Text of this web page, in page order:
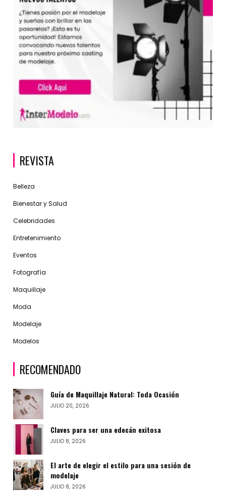
REVISTA
Belleza
Bienestar y Salud
Celebridades
Entretenimiento
Eventos
Fotografía
Maquillaje
Moda
Modelaje
Modelos
RECOMENDADO
Guía de Maquillaje Natural: Toda Ocasión
JULIO 20, 2026
Claves para ser una edecán exitosa
JULIO 8, 2026
El arte de elegir el estilo para una sesión de
modelaje
JULIO 8, 2026